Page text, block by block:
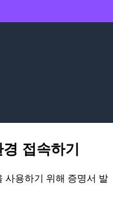
접속하기
사용하기 위해 증명서 발